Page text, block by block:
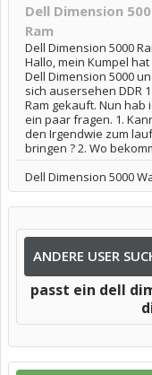
Dell Dimension
Ram
Dell Dimension 5000
Hallo, mein Kumpel
Dell Dimension 5000
sich ausersehen DDR
Ram gekauft. Nun hab
ein paar fragen. 1.
den Irgendwie zum
bringen ? 2. Wo
Dell Dimension 5000
passt ein dell